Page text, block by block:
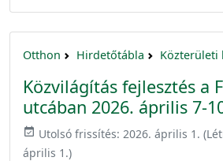
Otthon Hirdetőtábla Közterületi
Közvilágítás fejlesztés a
utcában 2026. április 7-
event_available Utolsó frissítés: 2026. április 1.
április 1.)